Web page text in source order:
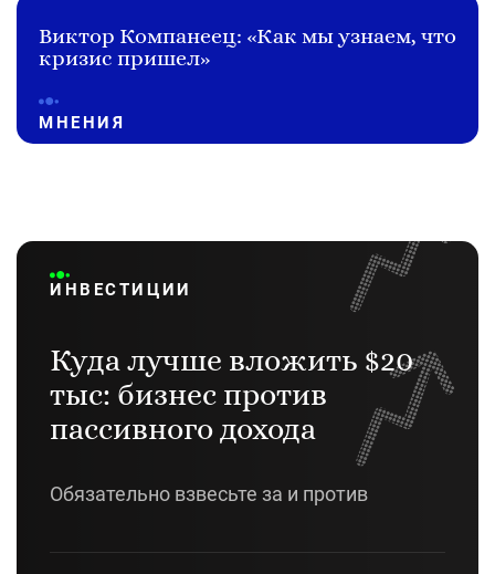
Виктор Компанеец: «Как мы узнаем, что
кризис пришел»
МНЕНИЯ
ИНВЕСТИЦИИ
Куда лучше вложить $20
тыс: бизнес против
пассивного дохода
Обязательно взвесьте за и против